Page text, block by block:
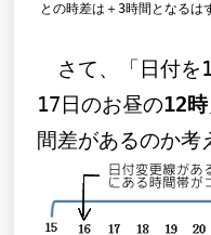
との時差は＋3時間となるは
さて、「日付を
17日のお昼の12時
間差があるのか考